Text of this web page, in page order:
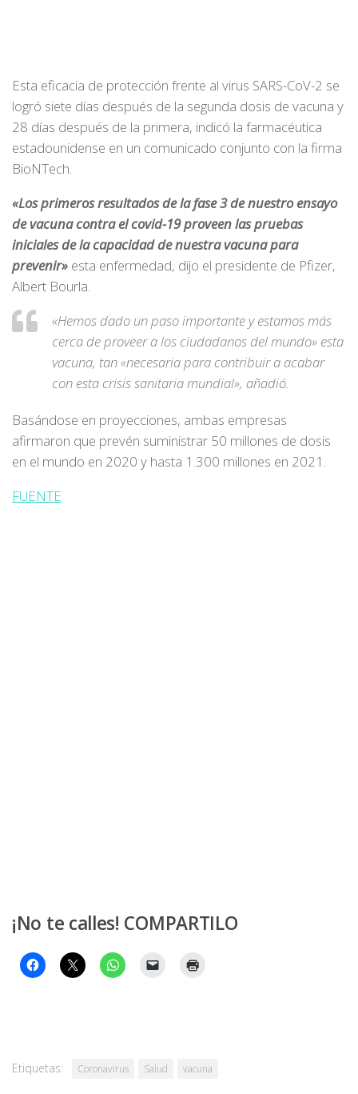
Esta eficacia de protección frente al virus SARS-CoV-2 se
logró siete días después de la segunda dosis de vacuna y
28 días después de la primera, indicó la farmacéutica
estadounidense en un comunicado conjunto con la firma
BioNTech.
«Los primeros resultados de la fase 3 de nuestro ensayo
de vacuna contra el covid-19 proveen las pruebas
iniciales de la capacidad de nuestra vacuna para
prevenir» esta enfermedad, dijo el presidente de Pfizer,
Albert Bourla.
«Hemos dado un paso importante y estamos más
cerca de proveer a los ciudadanos del mundo» esta
vacuna, tan «necesaria para contribuir a acabar
con esta crisis sanitaria mundial», añadió.
Basándose en proyecciones, ambas empresas
afirmaron que prevén suministrar 50 millones de dosis
en el mundo en 2020 y hasta 1.300 millones en 2021.
FUENTE
¡No te calles! COMPARTILO
Etiquetas: Coronavirus Salud vacuna